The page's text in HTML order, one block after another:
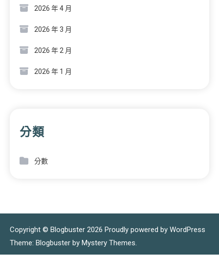
2026 年 4 月
2026 年 3 月
2026 年 2 月
2026 年 1 月
分類
分數
Copyright © Blogbuster 2026 Proudly powered by WordPress
Theme: Blogbuster by Mystery Themes